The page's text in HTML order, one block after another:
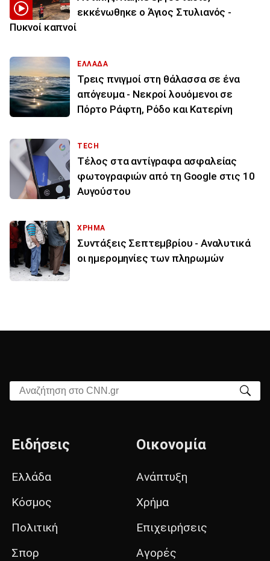
εκκένωθηκε ο Άγιος Στυλιανός -
Πυκνοί καπνοί
ΕΛΛΑΔΑ
Τρεις πνιγμοί στη θάλασσα σε ένα
απόγευμα - Νεκροί λουόμενοι σε
Πόρτο Ράφτη, Ρόδο και Κατερίνη
TECH
Τέλος στα αντίγραφα ασφαλείας
φωτογραφιών από τη Google στις 10
Αυγούστου
ΧΡΗΜΑ
Συντάξεις Σεπτεμβρίου - Αναλυτικά
οι ημερομηνίες των πληρωμών
Αναζήτηση στο CNN.gr
Ειδήσεις
Ελλάδα
Κόσμος
Πολιτική
Σπορ
Οικονομία
Ανάπτυξη
Χρήμα
Επιχειρήσεις
Αγορές